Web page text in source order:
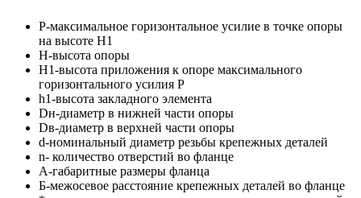
Р-максимальное горизонтальное усилие в точке опоры
на высоте Н1
Н-высота опоры
Н1-высота приложения к опоре максимального
горизонтального усилия Р
h1-высота закладного элемента
Dн-диаметр в нижней части опоры
Dв-диаметр в верхней части опоры
d-номинальный диаметр резьбы крепежных деталей
n- количество отверстий во фланце
A-габаритные размеры фланца
Б-межосевое расстояние крепежных деталей во фланце